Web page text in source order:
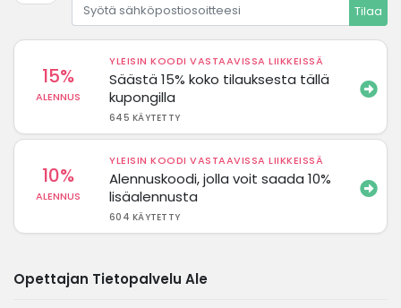
Tilaa
15%
ALENNUS
YLEISIN KOODI VASTAAVISSA LIIKKEISSÄ
Säästä 15% koko tilauksesta tällä
kupongilla
645 KÄYTETTY
10%
ALENNUS
YLEISIN KOODI VASTAAVISSA LIIKKEISSÄ
Alennuskoodi, jolla voit saada 10%
lisäalennusta
604 KÄYTETTY
Opettajan Tietopalvelu Ale